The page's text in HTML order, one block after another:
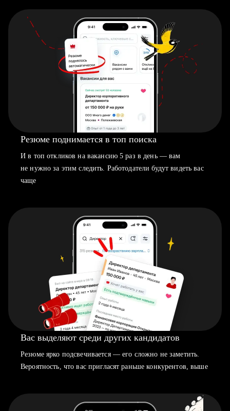
Резюме поднимается в топ поиска
И в топ откликов на вакансию 5 раз в день — вам
не нужно за этим следить. Работодатели будут видеть вас
чаще
Вас выделяют среди других кандидатов
Резюме ярко подсвечивается — его сложно не заметить.
Вероятность, что вас пригласят раньше конкурентов, выше